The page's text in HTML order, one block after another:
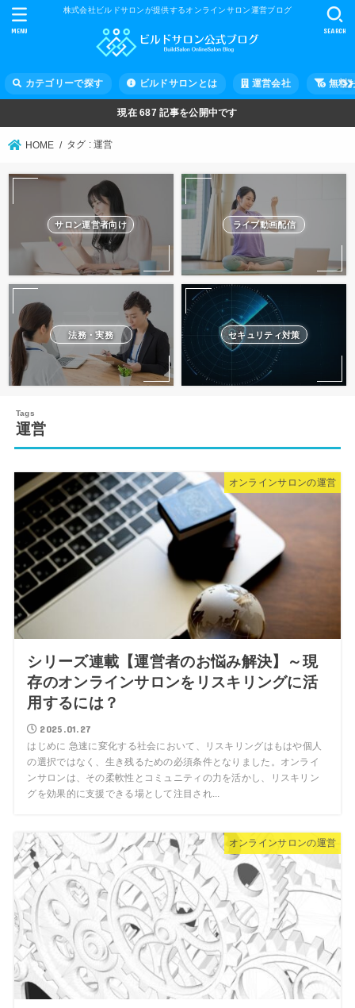
株式会社ビルドサロンが提供するオンラインサロン運営ブログ
カテゴリーで探す ビルドサロンとは 運営会社 無料
SEARCH
MENU
現在687 記事を公開中です
HOME タグ : 運営
サロン運営者向け ライブ動画配信
法務・実務 セキュリティ対策
運営
オンラインサロンの運営
シリーズ連載【運営者のお悩み解決】～現
存のオンラインサロンをリスキリングに活
用するには？
2025.01.27
はじめに 急速に変化する社会において、リスキリングはもはや個人
の選択ではなく、生き残るための必須条件となりました。オンライ
ンサロンは、その柔軟性とコミュニティの力を活かし、リスキリン
グを効果的に支援できる場として注目され...
オンラインサロンの運営